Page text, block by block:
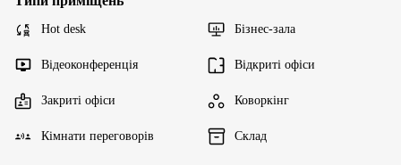
Hot desk Бізнес-зала
Відеоконференція Відкриті офіси
Закриті офіси Коворкінг
Кімнати переговорів Склад